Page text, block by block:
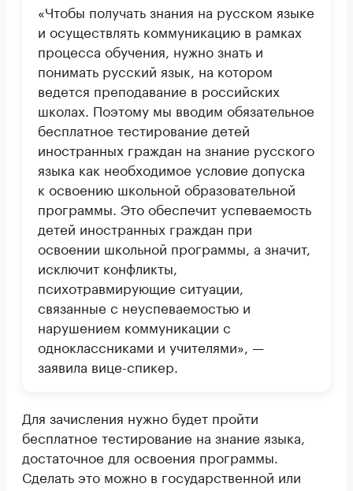
«Чтобы получать знания на русском языке
и осуществлять коммуникацию в рамках
процесса обучения, нужно знать и
понимать русский язык, на котором
ведется преподавание в российских
школах. Поэтому мы вводим обязательное
бесплатное тестирование детей
иностранных граждан на знание русского
языка как необходимое условие допуска
к освоению школьной образовательной
программы. Это обеспечит успеваемость
детей иностранных граждан при
освоении школьной программы, а значит,
исключит конфликты,
психотравмирующие ситуации,
связанные с неуспеваемостью и
нарушением коммуникации с
одноклассниками и учителями», —
заявила вице-спикер.
Для зачисления нужно будет пройти
бесплатное тестирование на знание языка,
достаточное для освоения программы.
Сделать это можно в государственной или